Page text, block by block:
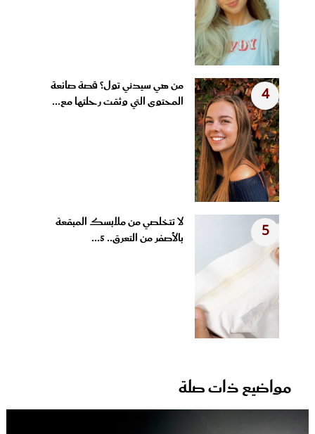
4
من هي سيدني تول؟ قصة صانعة
المحتوى التي وثقت رحلتها مع...
5
لا تتخلصي من ملابسك المبقعة
بالأصفر من التعرق.. 5...
مواضيع ذات صلة